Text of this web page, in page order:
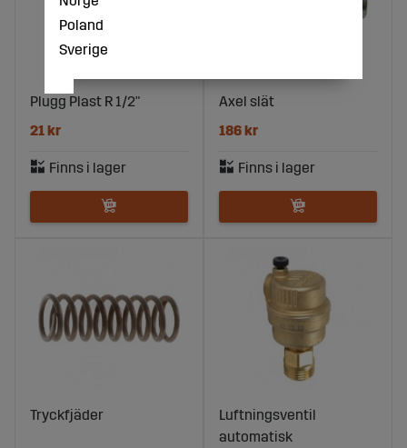
Plugg Plast R 1/2"
21 kr
Axel slät
186 kr
Tryckfjäder
Luftningsventil
automatisk
Poland
Sverige